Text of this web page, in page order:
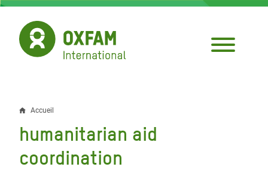
Aller
contenu
principal
Fil
d'Ariane
Accueil
humanitarian aid
coordination